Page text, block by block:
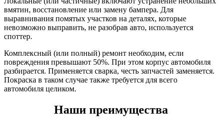
вмятин, восстановление или замену бампера. Для
выравнивания помятых участков на деталях, которые
невозможно выправить, не разобрав авто, используется
споттер.
Комплексный (или полный) ремонт необходим, если
повреждения превышают 50%. При этом корпус автомобиля
разбирается. Применяется сварка, честь запчастей заменяется.
Покраска в таком случае также требуется для всего
автомобиля целиком.
Наши преимущества